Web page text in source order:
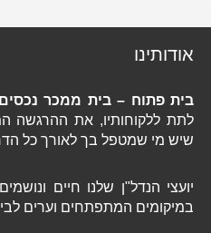
אודותינו
בית פתוח – בית ממכר נכסים
לתת ללקוחותיו, את ההרגשה
שיש מי שמטפל בך לאורך כל
יועצי הנדל"ן שלנו חיים
במיקומים המתפתחים וערים